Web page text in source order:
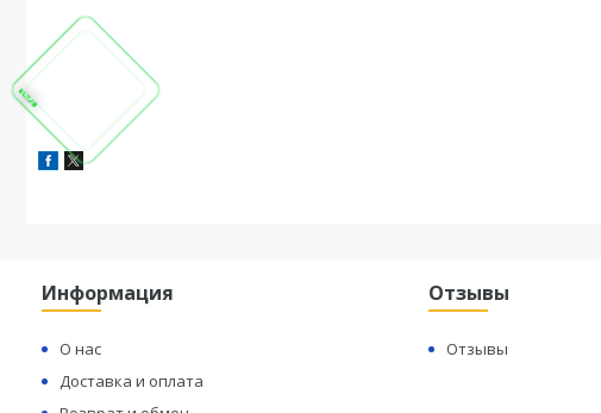
Информация
О нас
Доставка и оплата
Отзывы
Отзывы